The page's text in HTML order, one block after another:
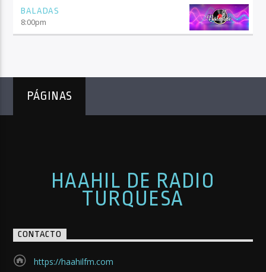
BALADAS
8:00pm
PÁGINAS
HAAHIL DE RADIO
TURQUESA
CONTACTO
https://haahilfm.com